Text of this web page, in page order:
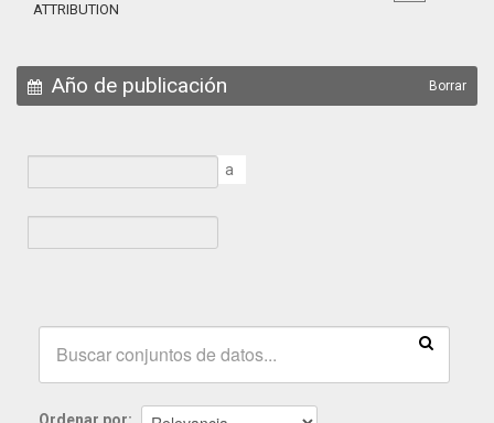
ATTRIBUTION
Año de publicación Borrar
a